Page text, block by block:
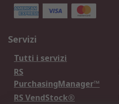
Servizi
Tutti i servizi
RS
PurchasingManager™
RS VendStock®